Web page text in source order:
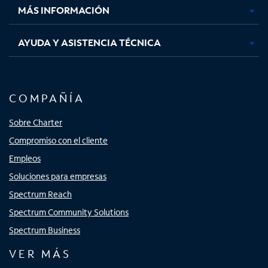
MÁS INFORMACIÓN
AYUDA Y ASISTENCIA TÉCNICA
COMPAÑÍA
Sobre Charter
Compromiso con el cliente
Empleos
Soluciones para empresas
Spectrum Reach
Spectrum Community Solutions
Spectrum Business
VER MÁS